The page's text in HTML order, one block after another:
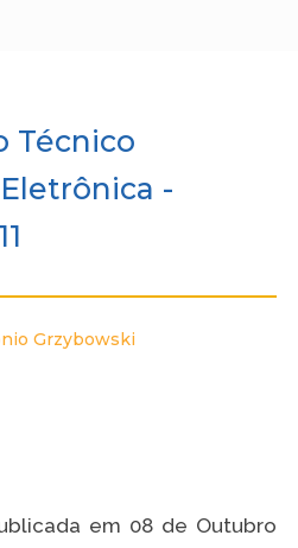
Técnico
-
Grzybowski
em 08 de Outubro